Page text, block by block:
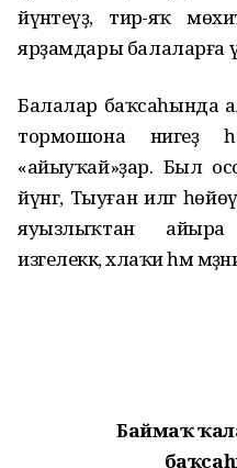
йүнәтеүҙә, тирә-яҡ
ярҙамдары балаларға
Балалар баҡсаһында
тормошона нигеҙ
«айыуҡай»ҙар. Был
йүнгә, Тыуған илгә
яуызлыҡтан айыра
изгелеккә, әхлаҡи һәм
Баймаҡҡ
баҡсаһ